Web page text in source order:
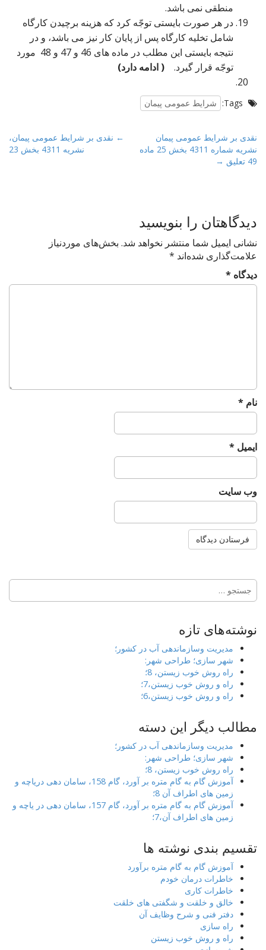
منطقی نمی باشد.
در هر صورت بایستی توجّه کرد که هزینه برچیدن کارگاه
شامل تخلیه کارگاه پس از پایان کار نیز می باشد، و در
نتیجه بایستی این مطلب در ماده های 46 و 47 و 48 مورد
توجّه قرار گیرد.
( ادامه دارد)
Tags: شرایط عمومی پیمان
P
o
s
v
i
g
a
← نقدی بر شرایط عمومی پیمان،
نشریه 4311 بخش 23
نقدی بر شرایط عمومی پیمان
نشریه شماره 4311 بخش 25 ماده
49 تعلیق →
دیدگاهتان را بنویسید
نشانی ایمیل شما منتشر نخواهد شد. بخش‌های موردنیاز
علامت‌گذاری شده‌اند *
دیدگاه *
نام *
ایمیل *
وب‌ سایت
جستجو
برای:
نوشته‌های تازه
مدیریت وسازماندهی آب در کشور؛
شهر سازی؛ طراحی شهر:
راه روش خوب زیستن، 8؛
راه و روش خوب زیستن،7؛
راه و روش خوب زیستن،6؛
مطالب دیگر این دسته
مدیریت وسازماندهی آب در کشور؛
شهر سازی؛ طراحی شهر:
راه روش خوب زیستن، 8؛
آموزش گام به گام متره بر آورد، گام 158، سامان دهی دریاچه و
زمین های اطراف آن 8؛
آموزش گام به گام متره بر آورد، گام 157، سامان دهی در یاچه و
زمین های اطراف آن،7؛
تقسیم بندی نوشته ها
آموزش گام به گام متره برآورد
خاطرات درمان خودم
خاطرات کاری
خالق و خلقت و شگفتی های خلقت
دفتر فنی و شرح وظایف آن
راه سازی
راه و روش خوب زیستن